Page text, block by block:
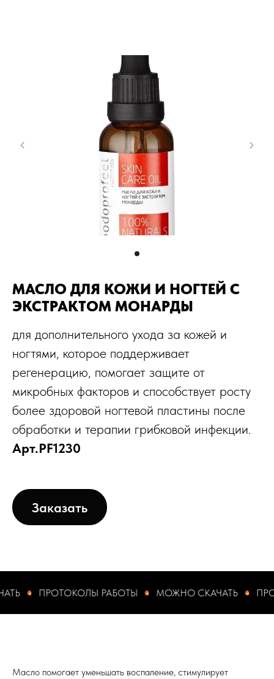
МАСЛО ДЛЯ КОЖИ И НОГТЕЙ С
ЭКСТРАКТОМ МОНАРДЫ
для дополнительного ухода за кожей и
ногтями, которое поддерживает
регенерацию, помогает защите от
микробных факторов и способствует росту
более здоровой ногтевой пластины после
обработки и терапии грибковой инфекции.
Арт.PF1230
Заказать
ПРОТОКОЛЫ РАБОТЫ МОЖНО СКАЧАТЬ
Масло помогает уменьшать воспаление, стимулирует